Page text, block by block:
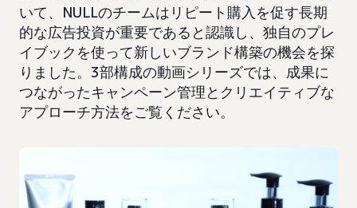
いて、NULLのチームはリピート購入を促す長期
的な広告投資が重要であると認識し、独自のプレ
イブックを使って新しいブランド構築の機会を探
りました。3部構成の動画シリーズでは、成果に
つながったキャンペーン管理とクリエイティブな
アプローチ方法をご覧ください。